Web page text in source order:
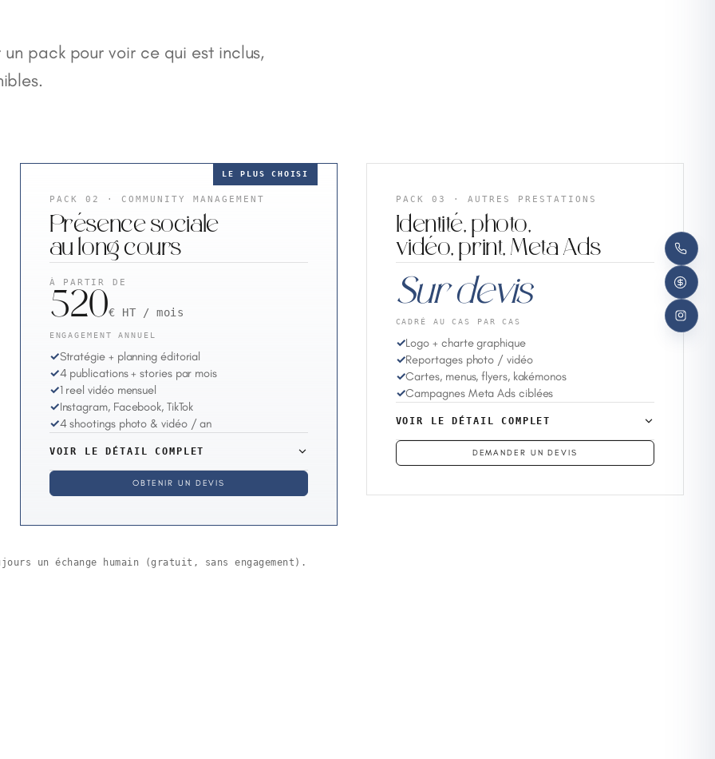
pack pour voir ce qui est inclus,
LE PLUS CHOISI
PACK 02 · COMMUNITY MANAGEMENT
Présence sociale
au long cours
À PARTIR DE
520€ HT / mois
ENGAGEMENT ANNUEL
✓Stratégie + planning éditorial
✓4 publications + stories par mois
✓1 reel vidéo mensuel
✓Instagram, Facebook, TikTok
✓4 shootings photo & vidéo / an
VOIR LE DÉTAIL COMPLET
OBTENIR UN DEVIS
PACK 03 · AUTRES PRESTATIONS
Identité, photo,
vidéo, print, Meta Ads
Sur devis
CADRÉ AU CAS PAR CAS
✓Logo + charte graphique
✓Reportages photo / vidéo
✓Cartes, menus, flyers, kakémonos
✓Campagnes Meta Ads ciblées
VOIR LE DÉTAIL COMPLET
DEMANDER UN DEVIS
un échange humain (gratuit, sans engagement).